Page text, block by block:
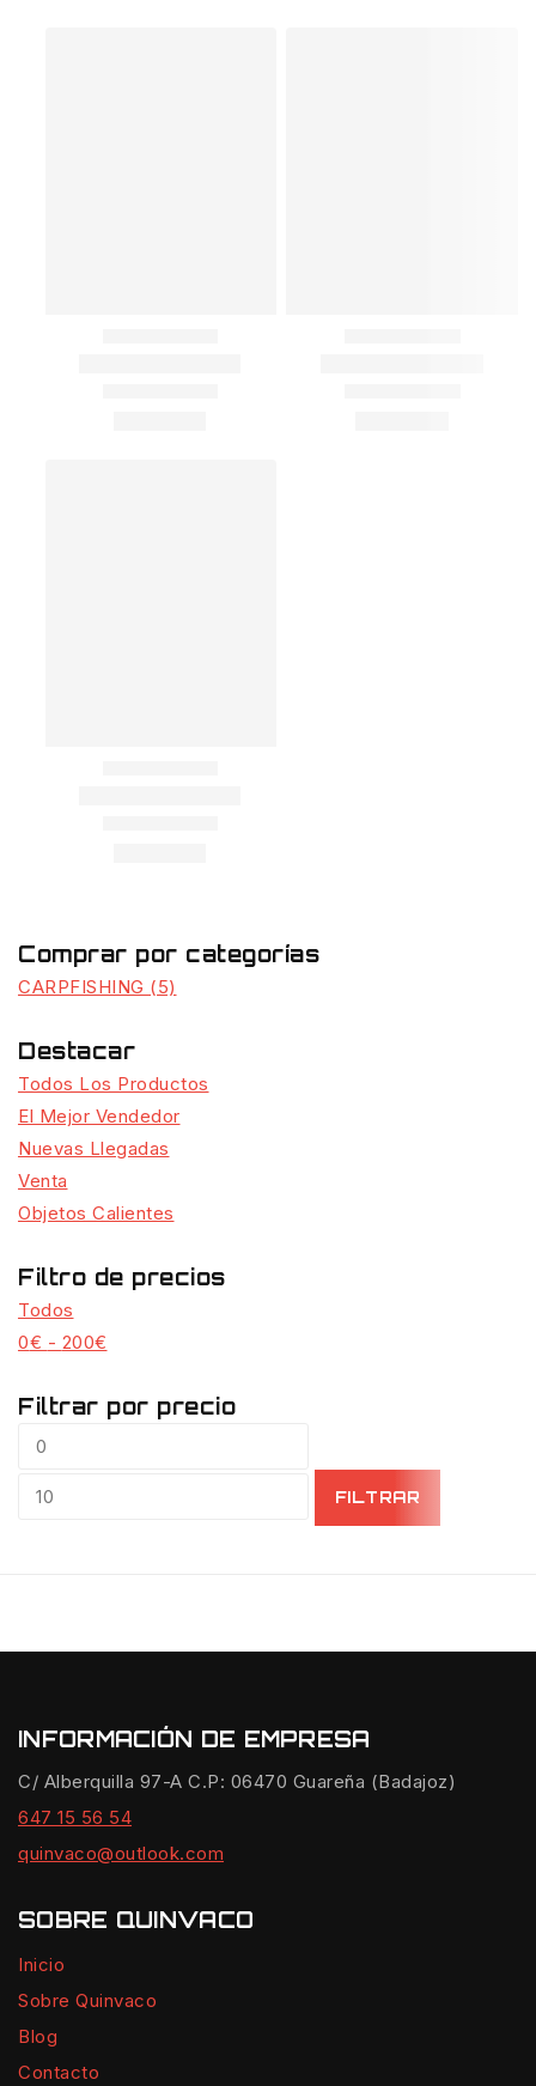
Comprar por categorías
CARPFISHING (5)
Destacar
Todos Los Productos
El Mejor Vendedor
Nuevas Llegadas
Venta
Objetos Calientes
Filtro de precios
Todos
0€ - 200€
Filtrar por precio
FILTRAR
INFORMACIÓN DE EMPRESA
C/ Alberquilla 97-A C.P: 06470 Guareña (Badajoz)
647 15 56 54
quinvaco@outlook.com
SOBRE QUINVACO
Inicio
Sobre Quinvaco
Blog
Contacto